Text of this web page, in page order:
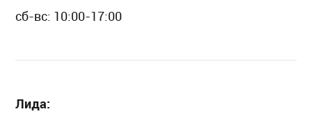
сб-вс: 10:00-17:00
Лида: